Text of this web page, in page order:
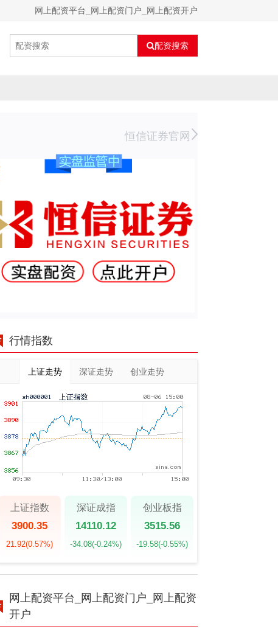
网上配资平台_网上配资门户_网上配资开户
配资搜索
恒信证券官网
行情指数
上证走势 深证走势 创业走势
上证指数
3900.35
21.92(0.57%)
深证成指
14110.12
-34.08(-0.24%)
创业板指
3515.56
-19.58(-0.55%)
网上配资平台_网上配资门户_网上配资
开户